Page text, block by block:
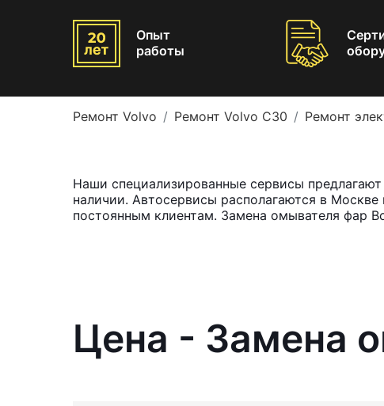
Опыт
работы
Ремонт Volvo Ремонт Volvo C30 Ремонт
Наши специализированные сервисы
наличии. Автосервисы располагаются в
постоянным клиентам. Замена омывателя фар
Цена - Замена